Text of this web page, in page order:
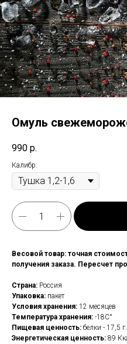
Омуль
990 р.
Калибр:
Весовой товар: точная
получения заказа. Пересчет
Страна: Россия
Упаковка: пакет
Условия хранения: 12 месяцев
Температура хранения: -18С°
Пищевая ценность: белки - 17,5
Энергетическая ценность: 89